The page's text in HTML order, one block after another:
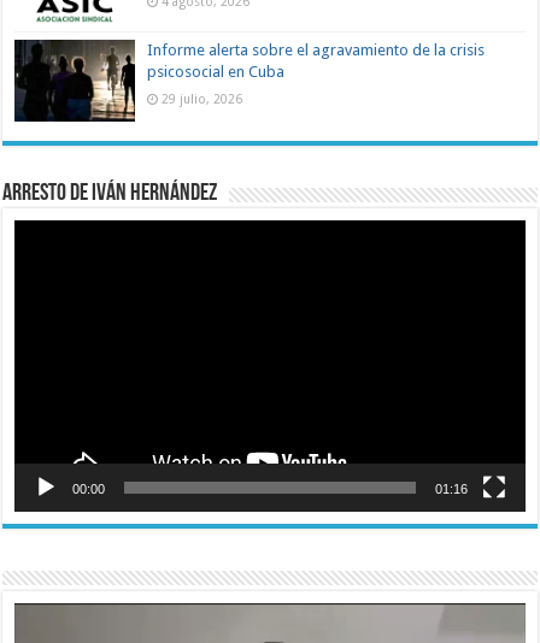
Informe alerta sobre el agravamiento de la crisis
psicosocial en Cuba
29 julio, 2026
Arresto de Iván Hernández
00:00 01:16
Reproductor